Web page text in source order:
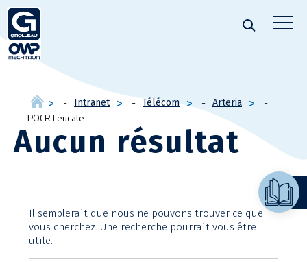
Intranet Télécom Arteria
POCR Leucate
Aucun résultat
Il semblerait que nous ne pouvons trouver ce que
vous cherchez. Une recherche pourrait vous être
utile.